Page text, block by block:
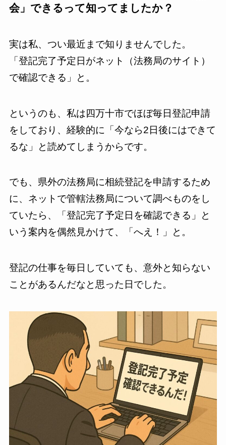
会」できるって知ってましたか？
実は私、つい最近まで知りませんでした。
「登記完了予定日がネット（法務局のサイト）
で確認できる」と。
というのも、私は四万十市でほぼ毎日登記申請
をしており、経験的に「今なら2日後にはできて
るな」と読めてしまうからです。
でも、県外の法務局に相続登記を申請するため
に、ネットで管轄法務局について調べものをし
ていたら、「登記完了予定日を確認できる」と
いう案内を偶然見かけて、「へえ！」と。
登記の仕事を毎日していても、意外と知らない
ことがあるんだなと思った日でした。